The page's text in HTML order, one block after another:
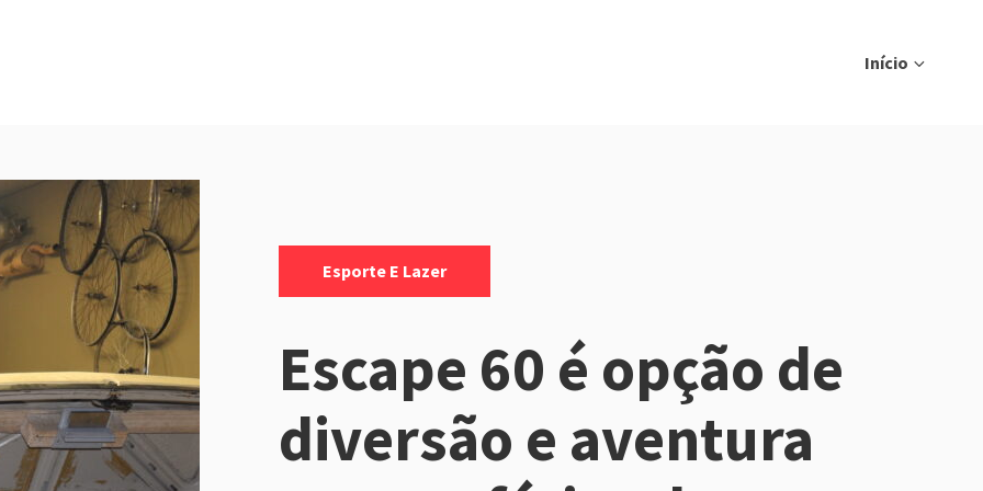
Início
Esporte E Lazer
Escape 60 é opção de
diversão e aventura